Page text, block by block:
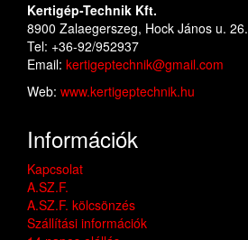
Kertigép-Technik Kft.
8900 Zalaegerszeg, Hock János u. 26.
Tel: +36-92/952937
Email: kertigeptechnik@gmail.com
Web: www.kertigeptechnik.hu
Információk
Kapcsolat
A.SZ.F.
A.SZ.F. kölcsönzés
Szállítási információk